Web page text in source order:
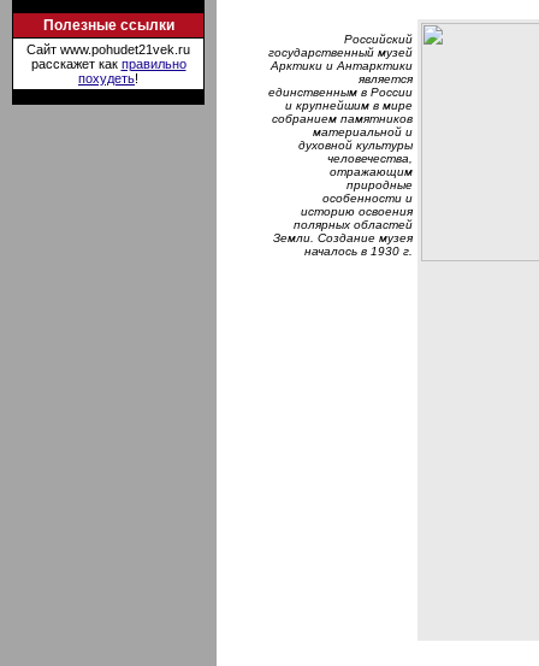
Полезные ссылки
Сайт www.pohudet21vek.ru
расскажет как правильно
похудеть!
Российский
государственный музей
Арктики и Антарктики
является
единственным в России
и крупнейшим в мире
собранием памятников
материальной и
духовной культуры
человечества,
отражающим
природные
особенности и
историю освоения
полярных областей
Земли. Создание музея
началось в 1930 г.